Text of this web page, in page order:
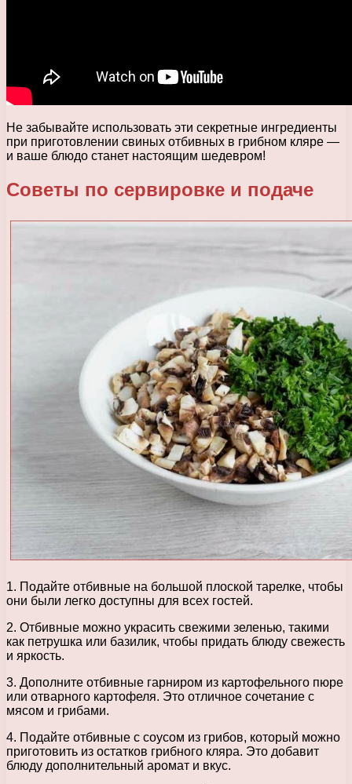
Не забывайте использовать эти секретные ингредиенты
при приготовлении свиных отбивных в грибном кляре —
и ваше блюдо станет настоящим шедевром!
Советы по сервировке и подаче
1. Подайте отбивные на большой плоской тарелке, чтобы
они были легко доступны для всех гостей.
2. Отбивные можно украсить свежими зеленью, такими
как петрушка или базилик, чтобы придать блюду свежесть
и яркость.
3. Дополните отбивные гарниром из картофельного пюре
или отварного картофеля. Это отличное сочетание с
мясом и грибами.
4. Подайте отбивные с соусом из грибов, который можно
приготовить из остатков грибного кляра. Это добавит
блюду дополнительный аромат и вкус.